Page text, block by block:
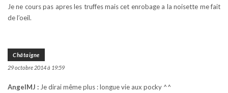
Je ne cours pas apres les truffes mais cet enrobage a la noisette me fait
de l’oeil.
Châtaigne
29 octobre 2014 à 19:59
AngelMJ : Je dirai même plus : longue vie aux pocky ^^